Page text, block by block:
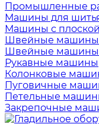
Промышленные
Машины для
Машины с
Швейные машины
Швейные машины
Рукавные машины
Колонковые
Пуговичные
Петельные
Закрепочные